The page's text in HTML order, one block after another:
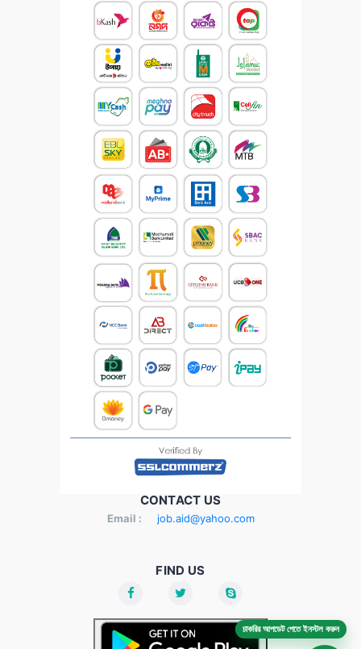
CONTACT US
Email : job.aid@yahoo.com
FIND US
চাকরির আপডেট পেতে ইনস্টল করুন